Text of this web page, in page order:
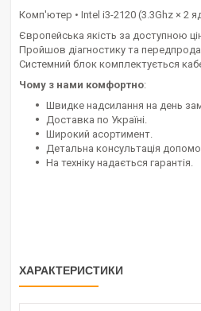
Комп'ютер • Intel i3-2120 (3.3Ghz × 2
Європейська якість за доступною
Пройшов діагностику та
Системний блок комплектується
Чому з нами комфортно:
Швидке надсилання на день
Доставка по Україні.
Широкий асортимент.
Детальна консультація
На техніку надається гарантія.
ХАРАКТЕРИСТИКИ